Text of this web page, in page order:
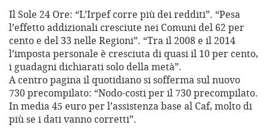
Il Sole 24 Ore: “L’Irpef corre più dei redditi”. “Pesa
l’effetto addizionali cresciute nei Comuni del 62 per
cento e del 33 nelle Regioni”. “Tra il 2008 e il 2014
l’imposta personale è cresciuta di quasi il 10 per cento,
i guadagni dichiarati solo della metà”.
A centro pagina il quotidiano si sofferma sul nuovo
730 precompilato: “Nodo-costi per il 730 precompilato.
In media 45 euro per l’assistenza base al Caf, molto di
più se i dati vanno corretti”.